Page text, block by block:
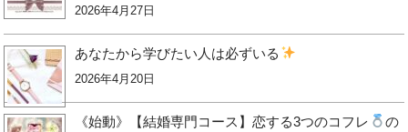
2026年4月27日
あなたから学びたい人は必ずいる
2026年4月20日
《始動》【結婚専門コース】恋する3つのコフレ
の